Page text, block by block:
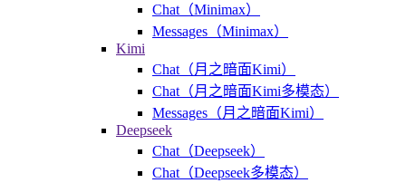
Chat（Minimax）
Messages（Minimax）
Kimi
Chat（月之暗面Kimi）
Chat（月之暗面Kimi多模态）
Messages（月之暗面Kimi）
Deepseek
Chat（Deepseek）
Chat（Deepseek多模态）